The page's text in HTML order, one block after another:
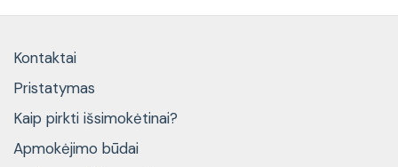
Kontaktai
Pristatymas
Kaip pirkti išsimokėtinai?
Apmokėjimo būdai